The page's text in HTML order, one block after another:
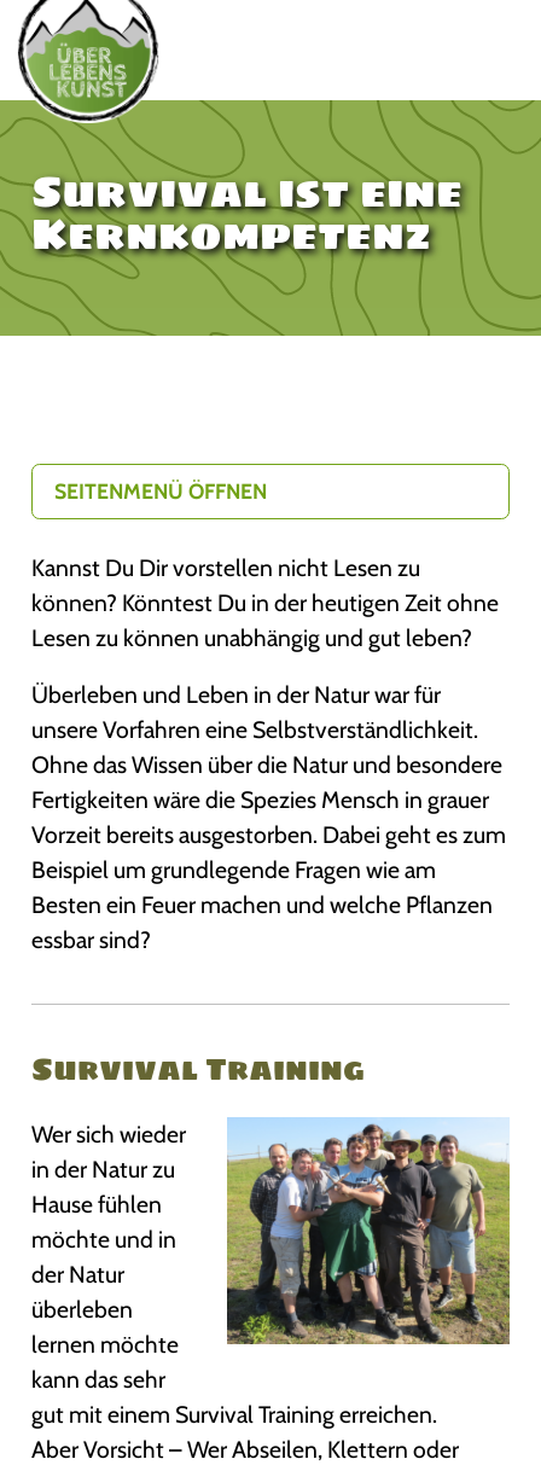
Survival ist eine
Kernkompetenz
Kannst Du Dir vorstellen nicht Lesen zu
können? Könntest Du in der heutigen Zeit ohne
Lesen zu können unabhängig und gut leben?
Überleben und Leben in der Natur war für
unsere Vorfahren eine Selbstverständlichkeit.
Ohne das Wissen über die Natur und besondere
Fertigkeiten wäre die Spezies Mensch in grauer
Vorzeit bereits ausgestorben. Dabei geht es zum
Beispiel um grundlegende Fragen wie am
Besten ein Feuer machen und welche Pflanzen
essbar sind?
Survival Training
Wer sich wieder
in der Natur zu
Hause fühlen
möchte und in
der Natur
überleben
lernen möchte
kann das sehr
gut mit einem Survival Training erreichen.
Aber Vorsicht – Wer Abseilen, Klettern oder
SEITENMENÜ ÖFFNEN